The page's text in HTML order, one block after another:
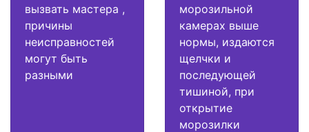
вызвать мастера ,
причины
неисправностей
могут быть
разными
морозильной
камерах выше
нормы, издаются
щелчки и
последующей
тишиной, при
открытие
морозилки